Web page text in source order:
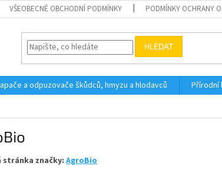
VŠEOBECNÉ OBCHODNÍ PODMÍNKY PODMÍNKY OCHRANY
HLEDAT
a odpuzovače škůdců, hmyzu a hlodavců Přírodní
stránka značky:AgroBio